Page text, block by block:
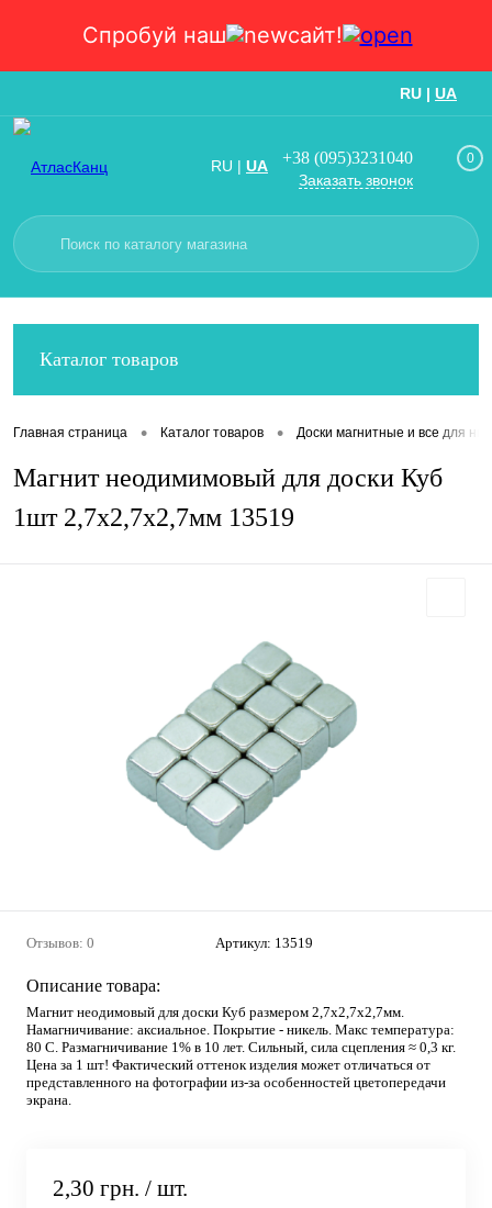
Спробуй наш сайт!
RU | UA
RU | UA +38 (095)3231040
Заказать звонок
0
Каталог товаров
Главная страница • Каталог товаров • Доски магнитные и все для них
Магнит неодимимовый для доски Куб
1шт 2,7х2,7х2,7мм 13519
Отзывов: 0 Артикул: 13519
Описание товара:
Магнит неодимовый для доски Куб размером 2,7х2,7х2,7мм.
Намагничивание: аксиальное. Покрытие - никель. Макс температура:
80 С. Размагничивание 1% в 10 лет. Сильный, сила сцепления ≈ 0,3 кг.
Цена за 1 шт! Фактический оттенок изделия может отличаться от
представленного на фотографии из-за особенностей цветопередачи
экрана.
2,30 грн. / шт.